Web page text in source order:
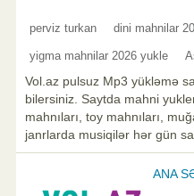
perviz turkan dini mahnilar
yigma mahnilar 2026 yukle
Vol.az pulsuz Mp3 yükləmə
bilersiniz. Saytda mahni
mahnıları, toy mahnıları,
janrlarda musiqilər hər gün
ANA